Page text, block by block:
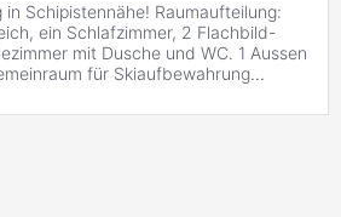
Schipistennähe! Raumaufteilung:
ein Schlafzimmer, 2 Flachbild-
mit Dusche und WC. 1 Aussen
für Skiaufbewahrung...